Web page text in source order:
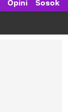
Opini Sosok